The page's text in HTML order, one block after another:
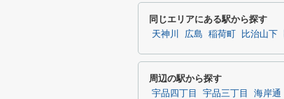
同じエリアにある駅から探す
天神川 広島 稲荷町 比治山下
周辺の駅から探す
宇品四丁目 宇品三丁目 海岸通